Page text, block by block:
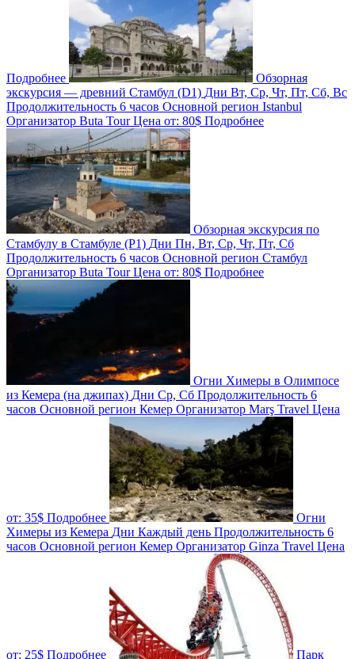
Подробнее
Обзорная
экскурсия — древний Стамбул (D1) Дни Вт, Ср, Чт, Пт, Сб, Вс
Продолжительность 6 часов Основной регион Istanbul
Организатор Buta TourЦена от: 80$ Подробнее
Обзорная экскурсия по
Стамбулу в Стамбуле (P1) Дни Пн, Вт, Ср, Чт, Пт, Сб
Продолжительность 6 часов Основной регион Стамбул
Организатор Buta TourЦена от: 80$ Подробнее
Огни Химеры в Олимпосе
из Кемера (на джипах) Дни Ср, Сб Продолжительность 6
часов Основной регион Кемер Организатор Marş Travel Цена
от: 35$ Подробнее
Огни
Химеры из Кемера Дни Каждый день Продолжительность 6
часов Основной регион Кемер Организатор Ginza Travel Цена
от: 25$ Подробнее Парк